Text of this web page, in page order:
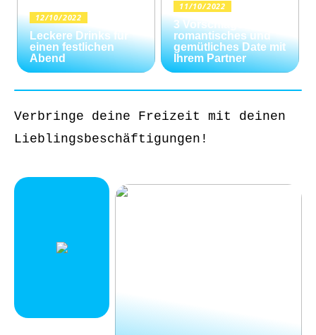
12/10/2022
Leckere Drinks für
einen festlichen
Abend
11/10/2022
3 Vorschläge für ein
romantisches und
gemütliches Date mit
Ihrem Partner
Verbringe deine Freizeit mit deinen
Lieblingsbeschäftigungen!